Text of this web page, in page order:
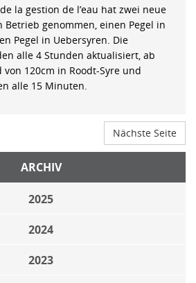
la gestion de l’eau hat zwei neue
Betrieb genommen, einen Pegel in
Pegel in Uebersyren. Die
alle 4 Stunden aktualisiert, ab
120cm in Roodt-Syre und
alle 15 Minuten.
Nächste Seite
ARCHIV
2025
2024
2023